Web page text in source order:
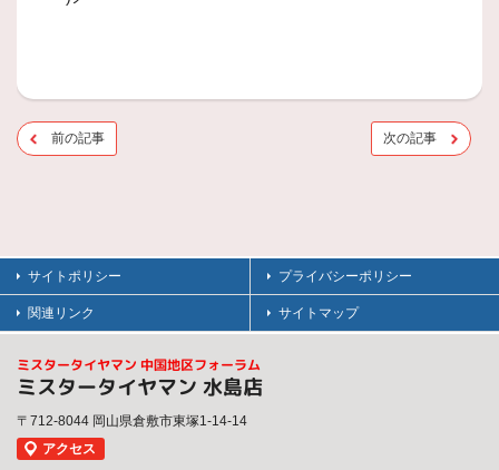
前の記事 次の記事
サイトポリシー プライバシーポリシー
関連リンク サイトマップ
ミスタータイヤマン 中国地区フォーラム
ミスタータイヤマン 水島店
〒712-8044 岡山県倉敷市東塚1-14-14
アクセス